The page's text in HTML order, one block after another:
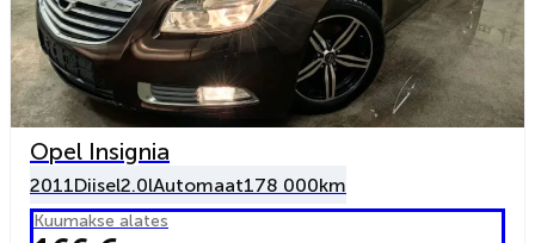
Opel Insignia
2011Diisel2.0lAutomaat178 000km
Kuumakse alates